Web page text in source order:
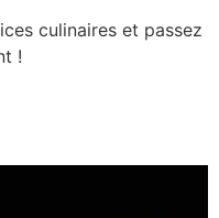
culinaires et passez
!